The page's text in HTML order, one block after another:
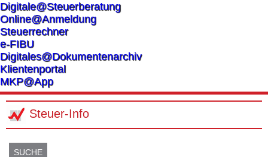
Digitale@Steuerberatung
Online@Anmeldung
Steuerrechner
e-FIBU
Digitales@Dokumentenarchiv
Klientenportal
MKP@App
Steuer-Info
SUCHE